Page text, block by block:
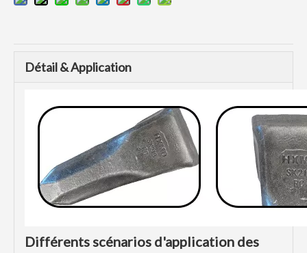
Détail & Application
Différents scénarios d'application des